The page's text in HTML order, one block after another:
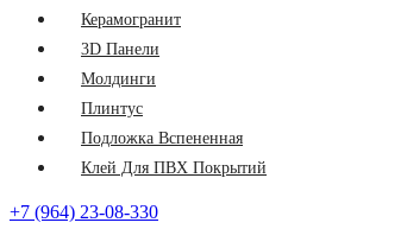
Керамогранит
3D Панели
Молдинги
Плинтус
Подложка Вспененная
Клей Для ПВХ Покрытий
+7 (964) 23-08-330